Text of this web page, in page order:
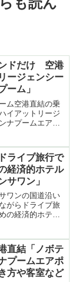
ドだけ 空港
ージェンシー
ーム」
ム空港直結の乗
イアットリージ
ナプームエアポ
ライブ旅行で
経済的ホテル
サワン」
ワンの国道沿い
がらドライブ旅
の経済的ホテル
直結「ノボテ
プームエアポ
方や客室など